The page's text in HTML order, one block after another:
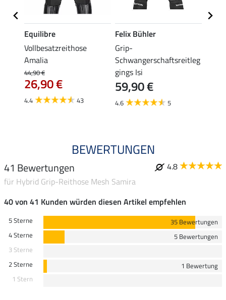
Equilibre
Vollbesatzreithose
Amalia
44,90 €
26,90 €
4.4 43
Felix Bühler
Grip-
Schwangerschaftsreitleg
gings Isi
59,90 €
4.6 5
BEWERTUNGEN
41 Bewertungen
4.8
für Hybrid Grip-Reithose Mesh Samira
40 von 41 Kunden würden diesen Artikel empfehlen
5 Sterne
35 Bewertungen
4 Sterne
5 Bewertungen
3 Sterne
2 Sterne
1 Bewertung
1 Stern